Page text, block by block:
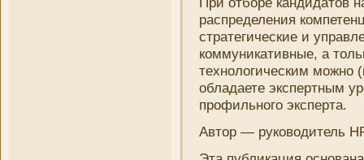
распределени­я
стратегические и
коммуни­кативные, а
технологическим можно
обладаете экспертным
профильного эксперта.
Автор — руководитель